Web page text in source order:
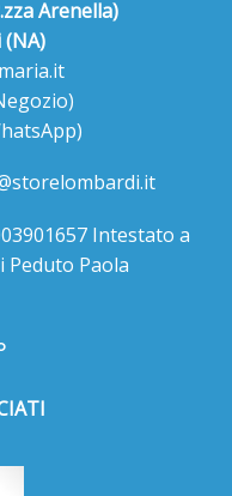
Arenella)
Intestato a
Peduto Paola